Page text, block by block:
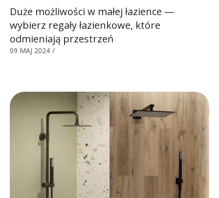
Duże możliwości w małej łazience —
wybierz regały łazienkowe, które
odmieniają przestrzeń
09 MAJ 2024 /